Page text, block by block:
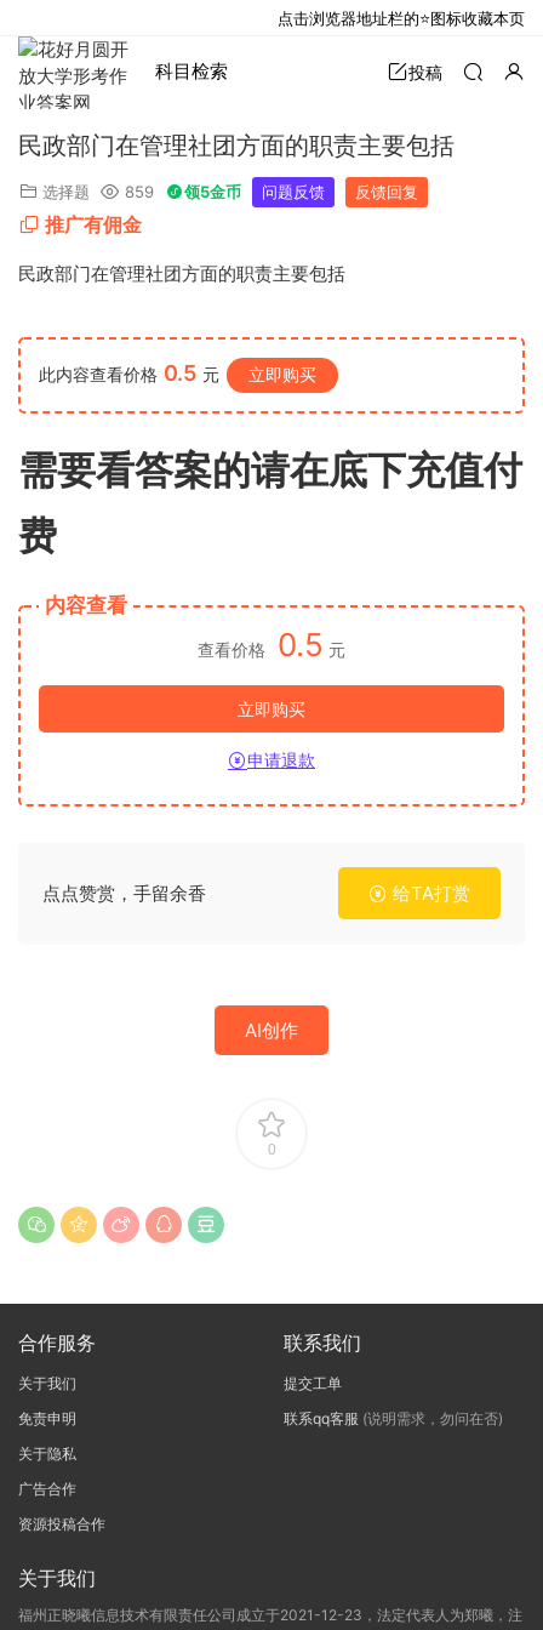
科目检索 投稿
民政部门在管理社团方面的职责主要包括
选择题 859 领5金币 问题反馈 反馈回复
推广有佣金
民政部门在管理社团方面的职责主要包括
此内容查看价格 0.5 元 立即购买
需要看答案的请在底下充值付
费
内容查看
查看价格 0.5 元
立即购买
申请退款
点点赞赏，手留余香 给TA打赏
AI创作
0
合作服务
关于我们
免责申明
关于隐私
广告合作
资源投稿合作
联系我们
提交工单
联系qq客服 (说明需求，勿问在否)
关于我们
福州正晓曦信息技术有限责任公司成立于2021-12-23，法定代表人为郑曦，注
点击浏览器地址栏的⭐图标收藏本页